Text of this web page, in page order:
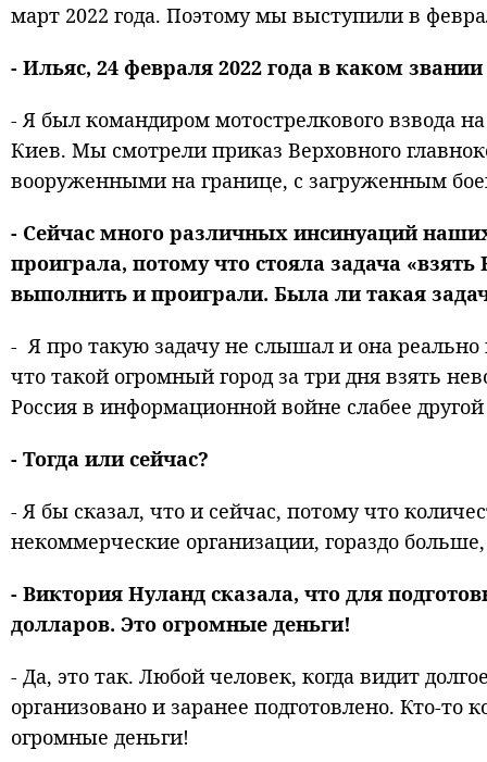
март 2022 года. Поэтому мы выступили в
- Ильяс, 24 февраля 2022 года в каком
- Я был командиром мотострелкового взвода
Киев. Мы смотрели приказ Верховного
вооруженными на границе, с загруженным
- Сейчас много различных инсинуаций
проиграла, потому что стояла задача
выполнить и проиграли. Была ли такая
- Я про такую задачу не слышал и она
что такой огромный город за три дня взять
Россия в информационной войне слабее
- Тогда или сейчас?
- Я бы сказал, что и сейчас, потому что
некоммерческие организации, гораздо
- Виктория Нуланд сказала, что для
долларов. Это огромные деньги!
- Да, это так. Любой человек, когда видит
организовано и заранее подготовлено. Кто-
огромные деньги!